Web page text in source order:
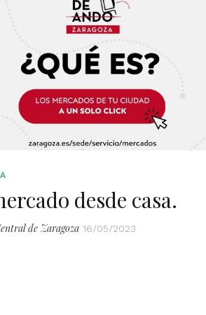
desde casa.
de Zaragoza 16/05/2023